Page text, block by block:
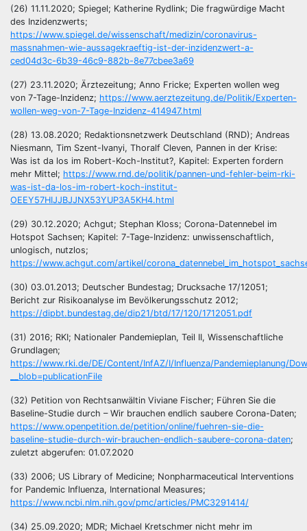
(26) 11.11.2020; Spiegel; Katherine Rydlink; Die fragwürdige Macht
des Inzidenzwerts;
https://www.spiegel.de/wissenschaft/medizin/coronavirus-
massnahmen-wie-aussagekraeftig-ist-der-inzidenzwert-a-
ced04d3c-6b39-46c9-882b-8e77cbee3a69
(27) 23.11.2020; Ärztezeitung; Anno Fricke; Experten wollen weg
von 7-Tage-Inzidenz; https://www.aerztezeitung.de/Politik/Experten-
wollen-weg-von-7-Tage-Inzidenz-414947.html
(28) 13.08.2020; Redaktionsnetzwerk Deutschland (RND); Andreas
Niesmann, Tim Szent-Ivanyi, Thoralf Cleven, Pannen in der Krise:
Was ist da los im Robert-Koch-Institut?, Kapitel: Experten fordern
mehr Mittel; https://www.rnd.de/politik/pannen-und-fehler-beim-rki-
was-ist-da-los-im-robert-koch-institut-
OEEY57HIJJBJJNX53YUP3A5KH4.html
(29) 30.12.2020; Achgut; Stephan Kloss; Corona-Datennebel im
Hotspot Sachsen; Kapitel: 7-Tage-Inzidenz: unwissenschaftlich,
unlogisch, nutzlos;
https://www.achgut.com/artikel/
(30) 03.01.2013; Deutscher Bundestag; Drucksache 17/12051;
Bericht zur Risikoanalyse im Bevölkerungsschutz 2012;
https://dipbt.bundestag.de/dip21/btd/17/120/1712051.pdf
(31) 2016; RKI; Nationaler Pandemieplan, Teil II, Wissenschaftliche
Grundlagen;
https://www.rki.de/DE/Content/InfAZ/I/Influenza/Pandemieplanung/
__blob=publicationFile
(32) Petition von Rechtsanwältin Viviane Fischer; Führen Sie die
Baseline-Studie durch – Wir brauchen endlich saubere Corona-Daten;
https://www.openpetition.de/petition/online/fuehren-sie-die-
baseline-studie-durch-wir-brauchen-endlich-saubere-corona-daten;
zuletzt abgerufen: 01.07.2020
(33) 2006; US Library of Medicine; Nonpharmaceutical Interventions
for Pandemic Influenza, International Measures;
https://www.ncbi.nlm.nih.gov/pmc/articles/PMC3291414/
(34) 25.09.2020; MDR; Michael Kretschmer nicht mehr im